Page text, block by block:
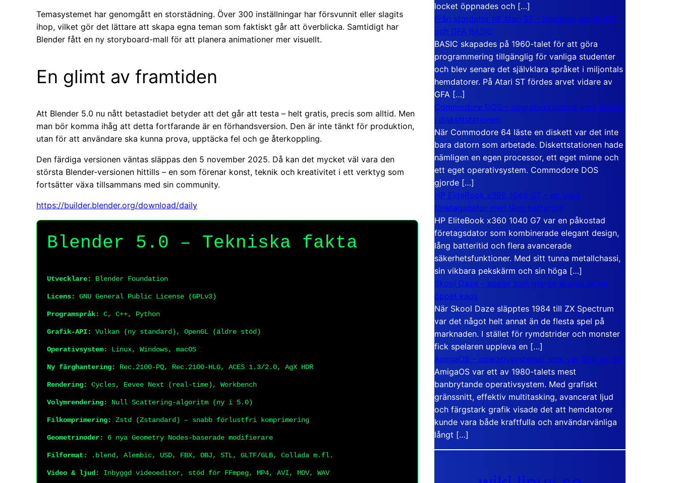
Temasystemet har genomgått en storstädning. Över 300 inställningar har försvunnit eller slagits
ihop, vilket gör det lättare att skapa egna teman som faktiskt går att överblicka. Samtidigt har
Blender fått en ny storyboard-mall för att planera animationer mer visuellt.
En glimt av framtiden
Att Blender 5.0 nu nått betastadiet betyder att det går att testa – helt gratis, precis som alltid. Men
man bör komma ihåg att detta fortfarande är en förhandsversion. Den är inte tänkt för produktion,
utan för att användare ska kunna prova, upptäcka fel och ge återkoppling.
Den färdiga versionen väntas släppas den 5 november 2025. Då kan det mycket väl vara den
största Blender-versionen hittills – en som förenar konst, teknik och kreativitet i ett verktyg som
fortsätter växa tillsammans med sin community.
https://builder.blender.org/download/daily
Blender 5.0 – Tekniska fakta
Utvecklare: Blender Foundation
Licens: GNU General Public License (GPLv3)
Programspråk: C, C++, Python
Grafik-API: Vulkan (ny standard), OpenGL (äldre stöd)
Operativsystem: Linux, Windows, macOS
Ny färghantering: Rec.2100-PQ, Rec.2100-HLG, ACES 1.3/2.0, AgX HDR
Rendering: Cycles, Eevee Next (real-time), Workbench
Volymrendering: Null Scattering-algoritm (ny i 5.0)
Filkomprimering: Zstd (Zstandard) – snabb förlustfri komprimering
Geometrinoder: 6 nya Geometry Nodes-baserade modifierare
Filformat: .blend, Alembic, USD, FBX, OBJ, STL, GLTF/GLB, Collada m.fl.
Video & ljud: Inbyggd videoeditor, stöd för FFmpeg, MP4, AVI, MOV, WAV
locket öppnades och […]
Från stordator till Atari ST – historien om BASIC
och GFA BASIC
BASIC skapades på 1960-talet för att göra
programmering tillgänglig för vanliga studenter
och blev senare det självklara språket i miljontals
hemdatorer. På Atari ST fördes arvet vidare av
GFA […]
Commodore DOS – operativsystemet som bodde
i diskettstationen
När Commodore 64 läste en diskett var det inte
bara datorn som arbetade. Diskettstationen hade
nämligen en egen processor, ett eget minne och
ett eget operativsystem. Commodore DOS
gjorde […]
HP EliteBook x360 1040 G7 – en lyxig
företagsdator med lång batteritid
HP EliteBook x360 1040 G7 var en påkostad
företagsdator som kombinerade elegant design,
lång batteritid och flera avancerade
säkerhetsfunktioner. Med sitt tunna metallchassi,
sin vikbara pekskärm och sin höga […]
Skool Daze – spelet som gjorde skolan till ett
öppet kaos
När Skool Daze släpptes 1984 till ZX Spectrum
var det något helt annat än de flesta spel på
marknaden. I stället för rymdstrider och monster
fick spelaren uppleva en […]
AmigaOS – operativsystemet som var före sin tid
AmigaOS var ett av 1980-talets mest
banbrytande operativsystem. Med grafiskt
gränssnitt, effektiv multitasking, avancerat ljud
och färgstark grafik visade det att hemdatorer
kunde vara både kraftfulla och användarvänliga
långt […]